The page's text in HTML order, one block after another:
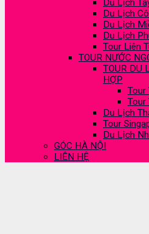
Du Lịch
Du Lịch
Du Lịch
Du Lịch
Tour Liên
TOUR NƯỚC
TOUR DU
HỢP
Tour
Tour
Du Lịch
Tour
Du Lịch
GÓC HÀ NỘI
LIÊN HỆ